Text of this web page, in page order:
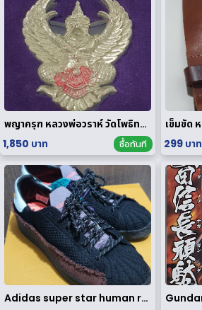
พญาครุฑ หลวงพ่อวราห์ วัดโพธิทอง มหาบารมี2 เนื้อสัมฤทธิ์เงิน
1,850 บาท
ซื้อทันที
299 บาท
Adidas super star human race limited edition